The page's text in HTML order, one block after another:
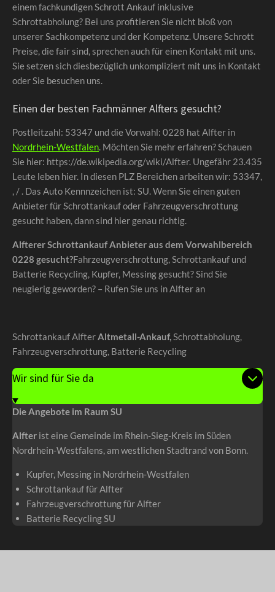
einem fachkundigen Schrott Ankauf inklusive
Schrottabholung? Bei uns profitieren Sie nicht bloß von
unserer Sachkompetenz und der Kompetenz. Unsere Schrott
Preise, die fair sind, sprechen auch für einen Kontakt mit uns.
Sie setzen sich diesbezüglich unkompliziert mit uns in Kontakt
oder Sie besuchen uns.
Einen der besten Fachmänner Alfters gesucht?
Postleitzahl: 53347 und die Vorwahl: 0228 hat Alfter in
Nordrhein-Westfalen. Möchten Sie mehr erfahren? Schauen
Sie hier: https://de.wikipedia.org/wiki/Alfter. Ungefähr 23.435
Leute leben hier. In diesen PLZ Bereichen arbeiten wir: 53347,
, / . Das Auto Kennnzeichen ist: SU. Wenn Sie einen guten
Anbieter für Schrottankauf oder Fahrzeugverschrottung
gesucht haben, dann sind hier genau richtig.
Alfterer Schrottankauf Anbieter aus dem Vorwahlbereich
0228 gesucht?Fahrzeugverschrottung, Schrottankauf und
Batterie Recycling, Kupfer, Messing gesucht? Sind Sie
neugierig geworden? – Rufen Sie uns in Alfter an
Schrottankauf Alfter ️Altmetall-Ankauf,Schrottabholung,
Fahrzeugverschrottung, Batterie Recycling
Wir sind für Sie da
Die Angebote im Raum SU
Alfter ist eine Gemeinde im Rhein-Sieg-Kreis im Süden
Nordrhein-Westfalens, am westlichen Stadtrand von Bonn.
Kupfer, Messing in Nordrhein-Westfalen
Schrottankauf für Alfter
Fahrzeugverschrottung für Alfter
Batterie Recycling SU